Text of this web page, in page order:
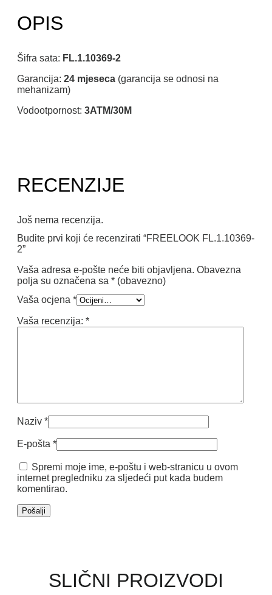
OPIS
Šifra sata: FL.1.10369-2
Garancija: 24 mjeseca (garancija se odnosi na
mehanizam)
Vodootpornost: 3ATM/30M
RECENZIJE
Još nema recenzija.
Budite prvi koji će recenzirati “FREELOOK FL.1.10369-
2”
Vaša adresa e-pošte neće biti objavljena. Obavezna
polja su označena sa * (obavezno)
Vaša ocjena *
Vaša recenzija: *
Naziv *
E-pošta *
Spremi moje ime, e-poštu i web-stranicu u ovom
internet pregledniku za sljedeći put kada budem
komentirao.
SLIČNI PROIZVODI